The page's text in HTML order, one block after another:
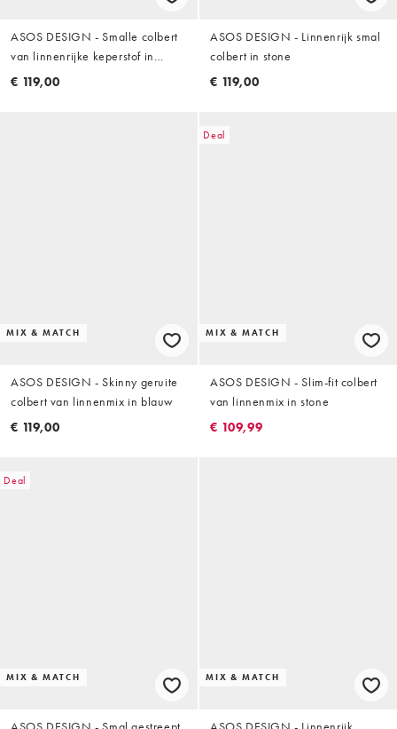
ASOS DESIGN - Smalle colbert
van linnenrijke keperstof in
donkergroen
€ 119,00
ASOS DESIGN - Linnenrijk smal
colbert in stone
€ 119,00
MIX & MATCH
ASOS DESIGN - Skinny geruite
colbert van linnenmix in blauw
€ 119,00
Deal
MIX & MATCH
ASOS DESIGN - Slim-fit colbert
van linnenmix in stone
€ 109,99
Deal
MIX & MATCH MIX & MATCH